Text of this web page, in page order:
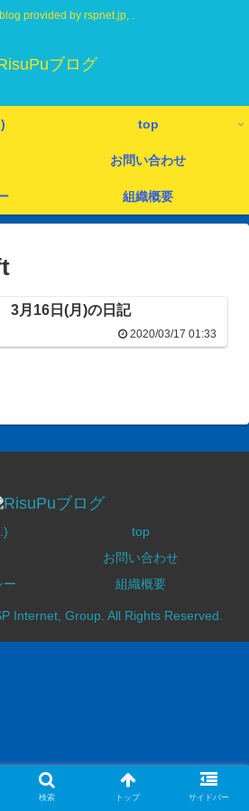
provided by rspnet.jp, .
ブログ
top
お問い合わせ
組織概要
3月16日(月)の日記
2020/03/17 01:33
top
お問い合わせ
ー
組織概要
Internet, Group. All Rights Reserved.
検索 トップ サイドバー